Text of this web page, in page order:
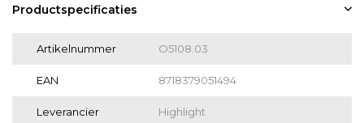
Productspecificaties
Artikelnummer O5108.03
EAN 8718379051494
Leverancier Highlight